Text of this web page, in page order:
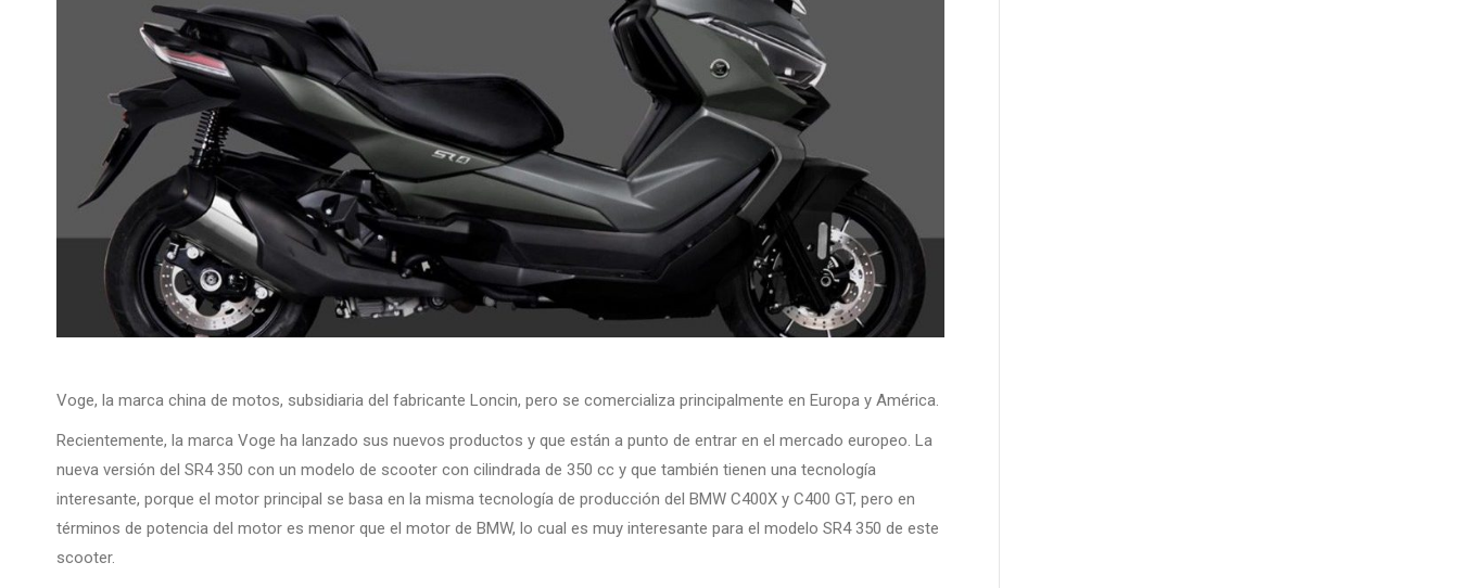
Voge, la marca china de motos, subsidiaria del fabricante Loncin, pero se comercializa principalmente en Europa y América.
Recientemente, la marca Voge ha lanzado sus nuevos productos y que están a punto de entrar en el mercado europeo. La
nueva versión del SR4 350 con un modelo de scooter con cilindrada de 350 cc y que también tienen una tecnología
interesante, porque el motor principal se basa en la misma tecnología de producción del BMW C400X y C400 GT, pero en
términos de potencia del motor es menor que el motor de BMW, lo cual es muy interesante para el modelo SR4 350 de este
scooter.